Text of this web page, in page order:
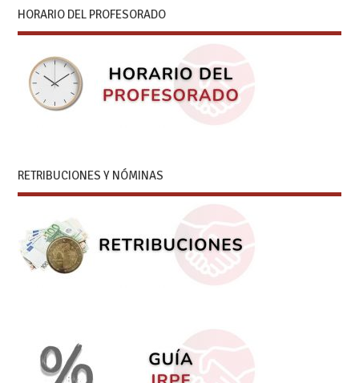
HORARIO DEL PROFESORADO
RETRIBUCIONES Y NÓMINAS